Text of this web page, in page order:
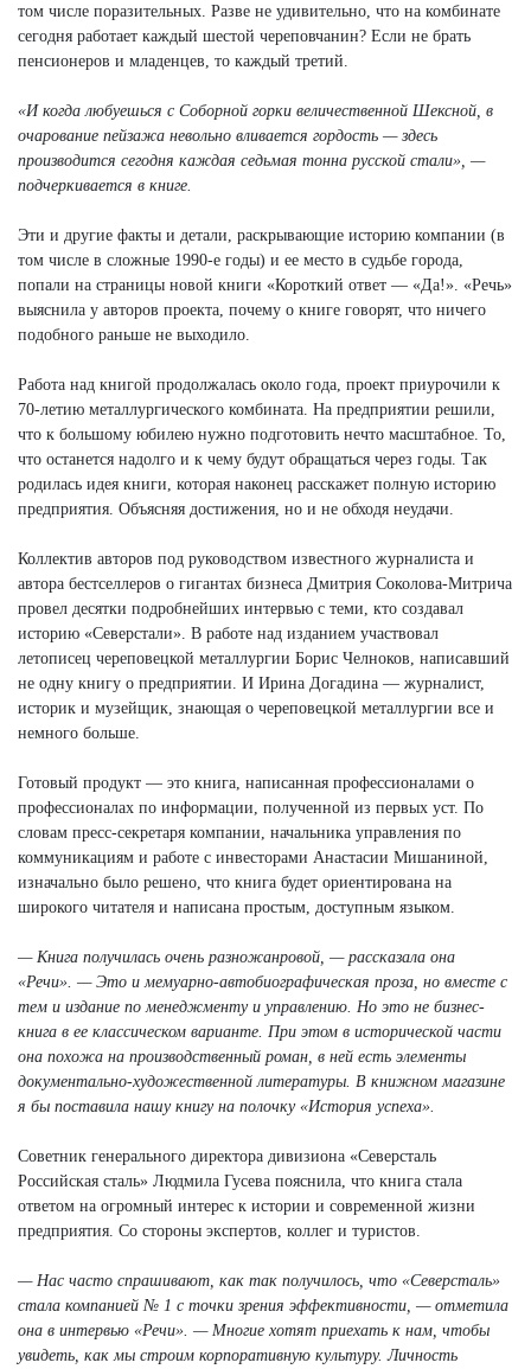
том числе поразительных. Разве не удивительно, что на комбинате
сегодня работает каждый шестой череповчанин? Если не брать
пенсионеров и младенцев, то каждый третий.
«И когда любуешься с Соборной горки величественной Шексной, в
очарование пейзажа невольно вливается гордость — здесь
производится сегодня каждая седьмая тонна русской стали», —
подчеркивается в книге.
Эти и другие факты и детали, раскрывающие историю компании (в
том числе в сложные 1990-е годы) и ее место в судьбе города,
попали на страницы новой книги «Короткий ответ — «Да!». «Речь»
выяснила у авторов проекта, почему о книге говорят, что ничего
подобного раньше не выходило.
Работа над книгой продолжалась около года, проект приурочили к
70-летию металлургического комбината. На предприятии решили,
что к большому юбилею нужно подготовить нечто масштабное. То,
что останется надолго и к чему будут обращаться через годы. Так
родилась идея книги, которая наконец расскажет полную историю
предприятия. Объясняя достижения, но и не обходя неудачи.
Коллектив авторов под руководством известного журналиста и
автора бестселлеров о гигантах бизнеса Дмитрия Соколова-Митрича
провел десятки подробнейших интервью с теми, кто создавал
историю «Северстали». В работе над изданием участвовал
летописец череповецкой металлургии Борис Челноков, написавший
не одну книгу о предприятии. И Ирина Догадина — журналист,
историк и музейщик, знающая о череповецкой металлургии все и
немного больше.
Готовый продукт — это книга, написанная профессионалами о
профессионалах по информации, полученной из первых уст. По
словам пресс-секретаря компании, начальника управления по
коммуникациям и работе с инвесторами Анастасии Мишаниной,
изначально было решено, что книга будет ориентирована на
широкого читателя и написана простым, доступным языком.
— Книга получилась очень разножанровой, — рассказала она
«Речи». — Это и мемуарно-автобиографическая проза, но вместе с
тем и издание по менеджменту и управлению. Но это не бизнес-
книга в ее классическом варианте. При этом в исторической части
она похожа на производственный роман, в ней есть элементы
документально-художественной литературы. В книжном магазине
я бы поставила нашу книгу на полочку «История успеха».
Советник генерального директора дивизиона «Северсталь
Российская сталь» Людмила Гусева пояснила, что книга стала
ответом на огромный интерес к истории и современной жизни
предприятия. Со стороны экспертов, коллег и туристов.
— Нас часто спрашивают, как так получилось, что «Северсталь»
стала компанией № 1 с точки зрения эффективности, — отметила
она в интервью «Речи». — Многие хотят приехать к нам, чтобы
увидеть, как мы строим корпоративную культуру. Личность